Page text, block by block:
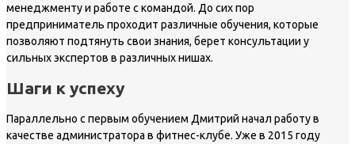
менеджменту и работе с командой. До сих пор
предприниматель проходит различные обучения, которые
позволяют подтянуть свои знания, берет консультации у
сильных экспертов в различных нишах.
Шаги к успеху
Параллельно с первым обучением Дмитрий начал работу в
качестве администратора в фитнес-клубе. Уже в 2015 году